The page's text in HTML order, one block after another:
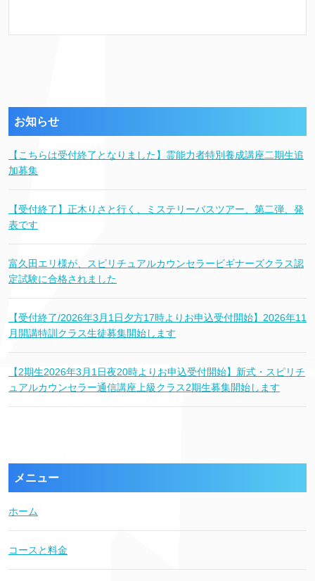
お知らせ
【こちらは受付終了となりました】霊能力者特別養成講座二期生追
加募集
【受付終了】正木りさと行く、ミステリーバスツアー、第二弾、発
表です
富久田エリ様が、スピリチュアルカウンセラービギナーズクラス認
定試験に合格されました
【受付終了/2026年3月1日夕方17時よりお申込受付開始】2026年11
月開講特訓クラス生徒募集開始します
【2期生2026年3月1日夜20時よりお申込受付開始】新式・スピリチ
ュアルカウンセラー通信講座上級クラス2期生募集開始します
メニュー
ホーム
コースと料金